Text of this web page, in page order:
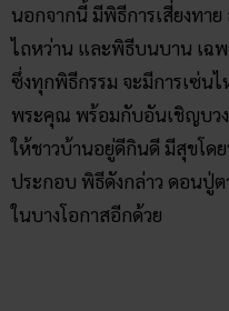
นอกจากนี้ มีพิธีการเสี่ยงทา
ไถหว่าน และพิธีบนบาน เฉพ
ซึ่งทุกพิธีกรรม จะมีการเซ่น
พระคุณ พร้อมกับอันเชิญบวง
ให้ชาวบ้านอยู่ดีกินดี มีสุขโด
ประกอบ พิธีดังกล่าว ดอนปู่
ในบางโอกาสอีกด้วย